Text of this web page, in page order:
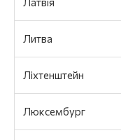
Литва
Ліхтенштейн
Люксембург